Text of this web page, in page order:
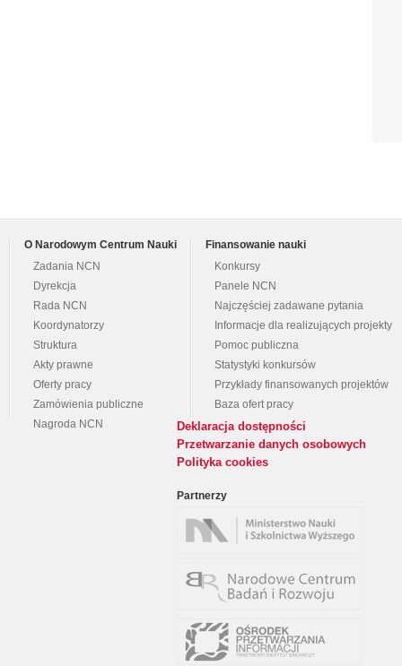
O Narodowym Centrum Nauki
Zadania NCN
Dyrekcja
Rada NCN
Koordynatorzy
Struktura
Akty prawne
Oferty pracy
Zamówienia publiczne
Nagroda NCN
Finansowanie nauki
Konkursy
Panele NCN
Najczęściej zadawane pytania
Informacje dla realizujących projekty
Pomoc publiczna
Statystyki konkursów
Przykłady finansowanych projektów
Baza ofert pracy
Deklaracja dostępności
Przetwarzanie danych osobowych
Polityka cookies
Partnerzy